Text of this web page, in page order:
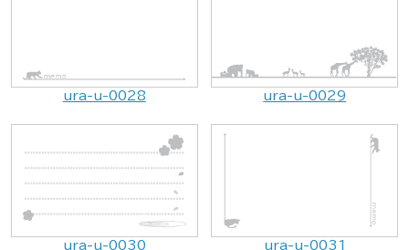
ura-u-0028 ura-u-0029
ura-u-0030 ura-u-0031